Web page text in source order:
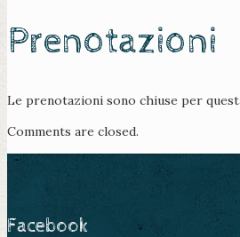
Prenotazioni
Le prenotazioni sono chiuse per
Comments are closed.
Facebook